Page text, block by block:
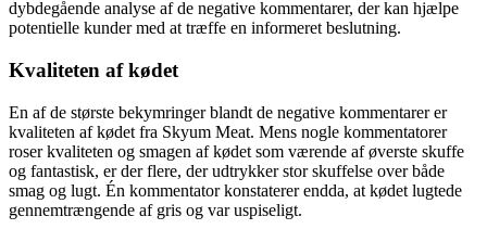
dybdegående analyse af de negative kommentarer, der kan hjælpe
potentielle kunder med at træffe en informeret beslutning.
Kvaliteten af kødet
En af de største bekymringer blandt de negative kommentarer er
kvaliteten af kødet fra Skyum Meat. Mens nogle kommentatorer
roser kvaliteten og smagen af kødet som værende af øverste skuffe
og fantastisk, er der flere, der udtrykker stor skuffelse over både
smag og lugt. Én kommentator konstaterer endda, at kødet lugtede
gennemtrængende af gris og var uspiseligt.